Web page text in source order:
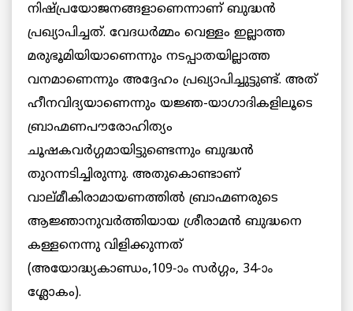
നിഷ്പ്രയോജനങ്ങളാണെന്നാണ് ബുദ്ധന്‍
പ്രഖ്യാപിച്ചത്. വേദധര്‍മ്മം വെള്ളം ഇല്ലാത്ത
മരുഭൂമിയിയാണെന്നും നടപ്പാതയില്ലാത്ത
വനമാണെന്നും അദ്ദേഹം പ്രഖ്യാപിച്ചുട്ടുണ്ട്. അത്
ഹീനവിദ്യയാണെന്നും യജ്ഞ-യാഗാദികളിലൂടെ
ബ്രാഹ്മണപൗരോഹിത്യം
ചൂഷകവര്‍ഗ്ഗമായിട്ടുണ്ടെന്നും ബുദ്ധന്‍
തുറന്നടിച്ചിരുന്നു. അതുകൊണ്ടാണ്
വാല്മീകിരാമായണത്തില്‍ ബ്രാഹ്മണരുടെ
ആജ്ഞാനുവര്‍ത്തിയായ ശ്രീരാമന്‍ ബുദ്ധനെ
കള്ളനെന്നു വിളിക്കുന്നത്
(അയോദ്ധ്യകാണ്ഡം,109-ാം സര്‍ഗ്ഗം, 34-ാം
ശ്ലോകം).